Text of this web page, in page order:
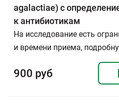
agalactiae) с
к антибиотикам
На исследование есть
и времени приема,
900 руб